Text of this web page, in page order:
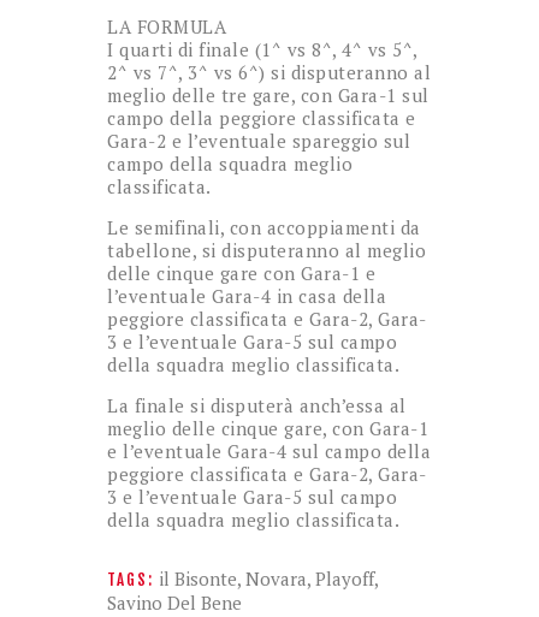
LA FORMULA
I quarti di finale (1^ vs 8^, 4^ vs 5^,
2^ vs 7^, 3^ vs 6^) si disputeranno al
meglio delle tre gare, con Gara-1 sul
campo della peggiore classificata e
Gara-2 e l’eventuale spareggio sul
campo della squadra meglio
classificata.
Le semifinali, con accoppiamenti da
tabellone, si disputeranno al meglio
delle cinque gare con Gara-1 e
l’eventuale Gara-4 in casa della
peggiore classificata e Gara-2, Gara-
3 e l’eventuale Gara-5 sul campo
della squadra meglio classificata.
La finale si disputerà anch’essa al
meglio delle cinque gare, con Gara-1
e l’eventuale Gara-4 sul campo della
peggiore classificata e Gara-2, Gara-
3 e l’eventuale Gara-5 sul campo
della squadra meglio classificata.
TAGS: il Bisonte, Novara, Playoff,
Savino Del Bene